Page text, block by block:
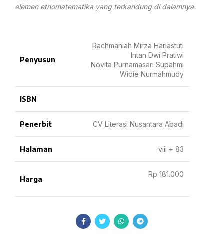
elemen etnomatematika yang terkandung di dalamnya.
Penyusun
Rachmaniah Mirza Hariastuti
Intan Dwi Pratiwi
Novita Purnamasari Supahmi
Widie Nurmahmudy
ISBN
Penerbit CV Literasi Nusantara Abadi
Halaman viii + 83
Harga
Rp 181.000